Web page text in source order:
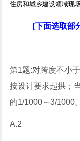
住房和城乡建设领域现
[下面选取部
第1题:对跨度不小
按设计要求起拱；
的1/1000～3/1000。
A.2